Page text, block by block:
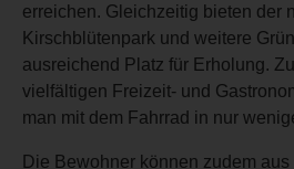
erreichen. Gleichzeitig bieten der
Kirschblütenpark und weitere
ausreichend Platz für Erholung.
vielfältigen Freizeit- und
man mit dem Fahrrad in nur
Die Bewohner können zudem